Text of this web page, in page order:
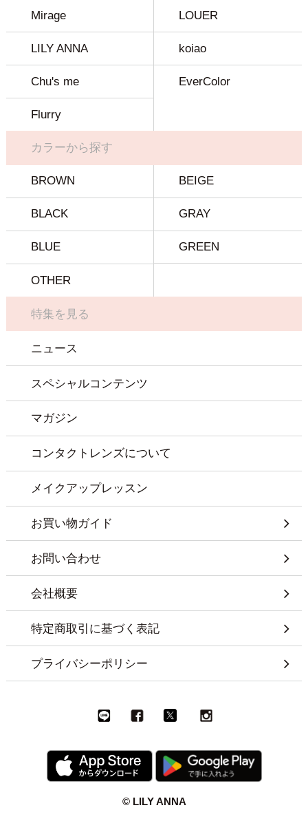
Mirage LOUER
LILY ANNA koiao
Chu's me EverColor
Flurry
カラーから探す
BROWN BEIGE
BLACK GRAY
BLUE GREEN
OTHER
特集を見る
ニュース
スペシャルコンテンツ
マガジン
コンタクトレンズについて
メイクアップレッスン
お買い物ガイド
お問い合わせ
会社概要
特定商取引に基づく表記
プライバシーポリシー
© LILY ANNA